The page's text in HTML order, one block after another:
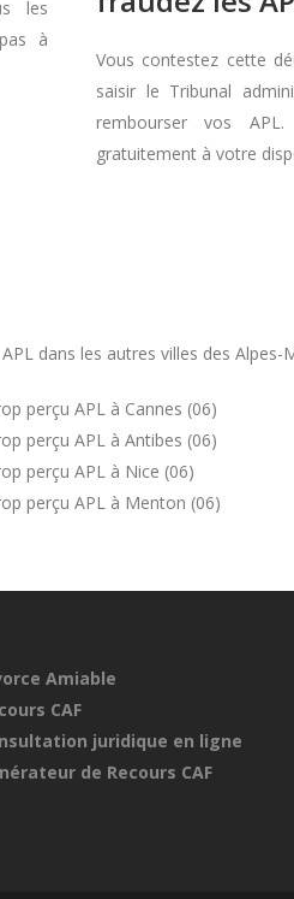
les
à
Vous contestez cette
saisir le Tribunal
rembourser vos
gratuitement à votre
dans les autres villes des Alpes-
perçu APL à Cannes (06)
perçu APL à Antibes (06)
perçu APL à Nice (06)
perçu APL à Menton (06)
Amiable
CAF
juridique en ligne
de Recours CAF